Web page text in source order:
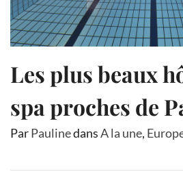
Les plus beaux
spa proches de
ParPaulinedansA la une,